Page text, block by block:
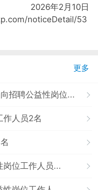
2026年2月10日
noticeDetail/53
更多
招聘公益性岗位...
作人员2名
岗位工作人员...